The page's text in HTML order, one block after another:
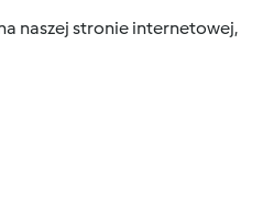
naszej stronie internetowej,